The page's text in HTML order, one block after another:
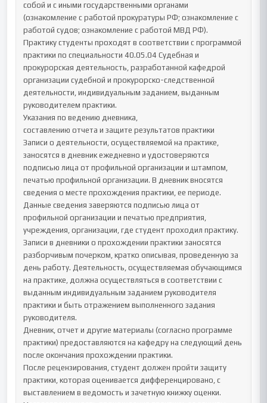
собой и с иными государственными органами
(ознакомление с работой прокуратуры РФ; ознакомление с
работой судов; ознакомление с работой МВД РФ).
Практику студенты проходят в соответствии с программой
практики по специальности 40.05.04 Судебная и
прокурорская деятельность, разработанной кафедрой
организации судебной и прокурорско-следственной
деятельности, индивидуальным заданием, выданным
руководителем практики.
Указания по ведению дневника,
составлению отчета и защите результатов практики
Записи о деятельности, осуществляемой на практике,
заносятся в дневник ежедневно и удостоверяются
подписью лица от профильной организации и штампом,
печатью профильной организации. В дневник вносятся
сведения о месте прохождения практики, ее периоде.
Данные сведения заверяются подписью лица от
профильной организации и печатью предприятия,
учреждения, организации, где студент проходил практику.
Записи в дневники о прохождении практики заносятся
разборчивым почерком, кратко описывая, проведенную за
день работу. Деятельность, осуществляемая обучающимся
на практике, должна осуществляться в соответствии с
выданным индивидуальным заданием руководителя
практики и быть отражением выполненного задания
руководителя.
Дневник, отчет и другие материалы (согласно программе
практики) предоставляются на кафедру на следующий день
после окончания прохождении практики.
После рецензирования, студент должен пройти защиту
практики, которая оценивается дифференцировано, с
выставлением в ведомость и зачетную книжку оценки.